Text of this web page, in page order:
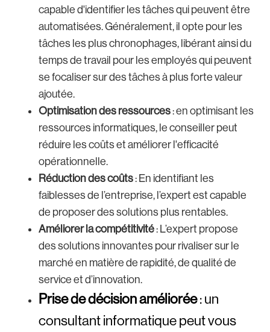
capable d'identifier les tâches qui peuvent être
automatisées. Généralement, il opte pour les
tâches les plus chronophages, libérant ainsi du
temps de travail pour les employés qui peuvent
se focaliser sur des tâches à plus forte valeur
ajoutée.
Optimisation des ressources: en optimisant les
ressources informatiques, le conseiller peut
réduire les coûts et améliorer l'efficacité
opérationnelle.
Réduction des coûts: En identifiant les
faiblesses de l’entreprise, l’expert est capable
de proposer des solutions plus rentables.
Améliorer la compétitivité: L’expert propose
des solutions innovantes pour rivaliser sur le
marché en matière de rapidité, de qualité de
service et d’innovation.
Prise de décision améliorée: un
consultant informatique peut vous